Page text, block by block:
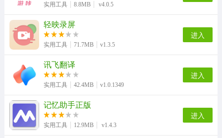
实用工具 8.8MB v4.0.5
轻映录屏
实用工具 71.7MB v1.3.5
进入
讯飞翻译
实用工具 42.4MB v1.0.1349
进入
记忆助手正版
实用工具 12.9MB v1.4.3
进入